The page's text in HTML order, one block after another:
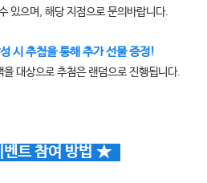
있으며, 해당 지점으로 문의바랍니다.
시 추첨을 통해 추가 선물 증정!
대상으로 추첨은 랜덤으로 진행됩니다.
트 참여 방법★